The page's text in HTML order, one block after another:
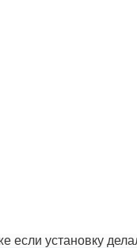
если установку